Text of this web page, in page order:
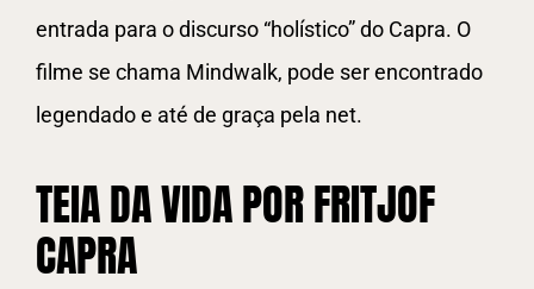
entrada para o discurso “holístico” do Capra. O
filme se chama Mindwalk, pode ser encontrado
legendado e até de graça pela net.
TEIA DA VIDA POR FRITJOF
CAPRA